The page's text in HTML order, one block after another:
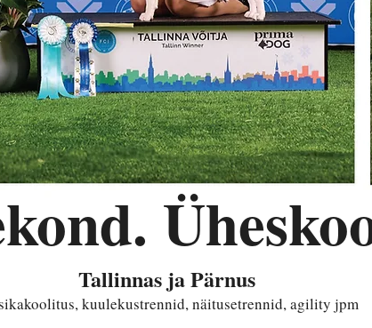
Tallinnas ja Pärnus
kuulekustrennid, näitusetrennid, agility jpm